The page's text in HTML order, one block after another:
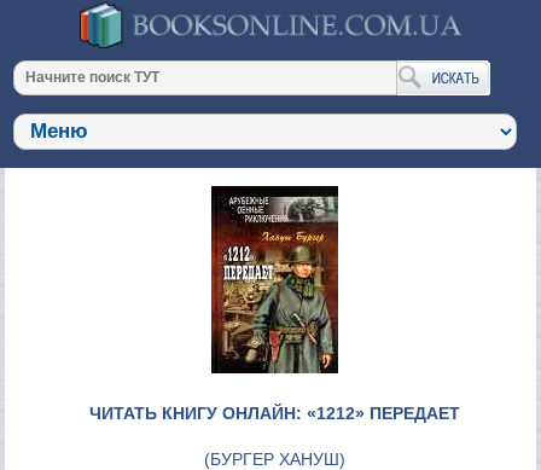
ЧИТАТЬ КНИГУ ОНЛАЙН: «1212» ПЕРЕДАЕТ
(БУРГЕР ХАНУШ)